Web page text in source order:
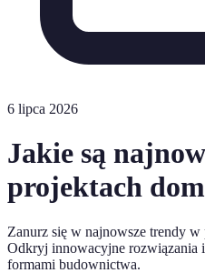
6 lipca 2026
Jakie są
projektach
Zanurz się w najnowsze trendy
Odkryj innowacyjne rozwiązania
formami budownictwa.